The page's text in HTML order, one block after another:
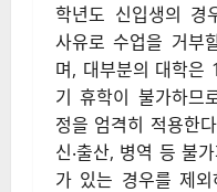
며, 대부분의 대학은
기 휴학이 불가하므
정을 엄격히 적용한
신‧출산, 병역 등 불
가 있는 경우를 제외
드시 수업에 참여해